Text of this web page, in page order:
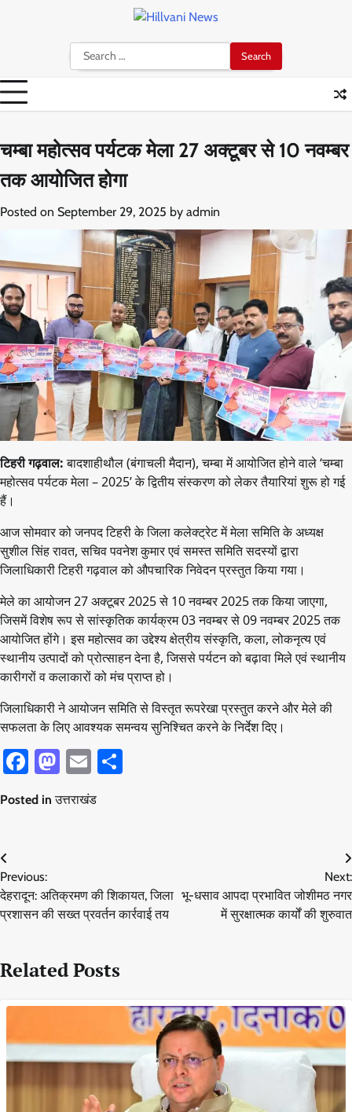
Search
for:
चम्बा महोत्सव पर्यटक मेला 27 अक्टूबर से 10 नवम्बर
तक आयोजित होगा
Posted on September 29, 2025 by admin
टिहरी गढ़वाल:बादशाहीथौल (बंगाचली मैदान), चम्बा में आयोजित होने वाले ‘चम्बा
महोत्सव पर्यटक मेला – 2025’ के द्वितीय संस्करण को लेकर तैयारियां शुरू हो गई
हैं।
आज सोमवार को जनपद टिहरी के जिला कलेक्ट्रेट में मेला समिति के अध्यक्ष
सुशील सिंह रावत, सचिव पवनेश कुमार एवं समस्त समिति सदस्यों द्वारा
जिलाधिकारी टिहरी गढ़वाल को औपचारिक निवेदन प्रस्तुत किया गया।
मेले का आयोजन 27 अक्टूबर 2025 से 10 नवम्बर 2025 तक किया जाएगा,
जिसमें विशेष रूप से सांस्कृतिक कार्यक्रम 03 नवम्बर से 09 नवम्बर 2025 तक
आयोजित होंगे। इस महोत्सव का उद्देश्य क्षेत्रीय संस्कृति, कला, लोकनृत्य एवं
स्थानीय उत्पादों को प्रोत्साहन देना है, जिससे पर्यटन को बढ़ावा मिले एवं स्थानीय
कारीगरों व कलाकारों को मंच प्राप्त हो।
जिलाधिकारी ने आयोजन समिति से विस्तृत रूपरेखा प्रस्तुत करने और मेले की
सफलता के लिए आवश्यक समन्वय सुनिश्चित करने के निर्देश दिए।
Facebook
Mastodon
Email
Posted inउत्तराखंड
Post
navigation
Previous:
देहरादून: अतिक्रमण की शिकायत, जिला
प्रशासन की सख्त प्रवर्तन कार्रवाई तय
Next:
भू-धसाव आपदा प्रभावित जोशीमठ नगर
में सुरक्षात्मक कार्यों की शुरुवात
Related Posts